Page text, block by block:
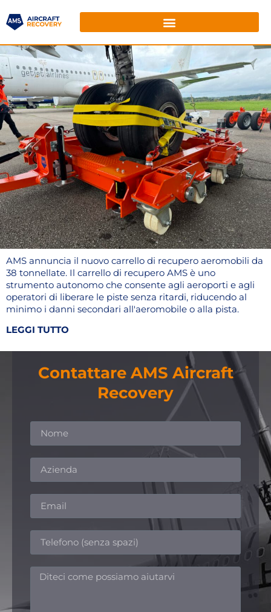
AMS annuncia il nuovo carrello di recupero aeromobili da
38 tonnellate. Il carrello di recupero AMS è uno
strumento autonomo che consente agli aeroporti e agli
operatori di liberare le piste senza ritardi, riducendo al
minimo i danni secondari all'aeromobile o alla pista.
LEGGI TUTTO
Contattare AMS Aircraft
Recovery